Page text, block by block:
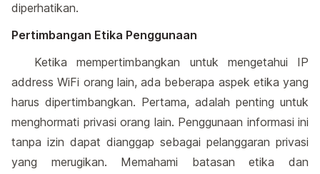
diperhatikan.
Pertimbangan Etika Penggunaan
Ketika mempertimbangkan untuk mengetahui IP
address WiFi orang lain, ada beberapa aspek etika yang
harus dipertimbangkan. Pertama, adalah penting untuk
menghormati privasi orang lain. Penggunaan informasi ini
tanpa izin dapat dianggap sebagai pelanggaran privasi
yang merugikan. Memahami batasan etika dan